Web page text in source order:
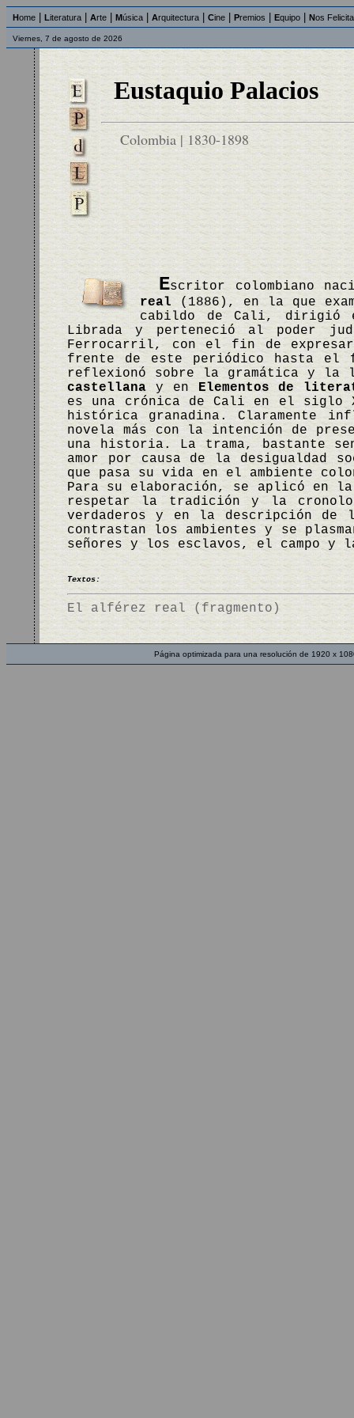
Home Literatura Arte Música Arquitectura Cine Premios Equipo Nos
Viernes, 7 de agosto de 2026
Eustaquio Palacios
Colombia | 1830-1898
Escritor colombiano
real (1886), en la que
cabildo de Cali, dirigió
Librada y perteneció al poder
Ferrocarril, con el fin de
frente de este periódico hasta el
reflexionó sobre la gramática y
castellana y en Elementos de
es una crónica de Cali en el siglo
histórica granadina. Claramente
novela más con la intención de
una historia. La trama, bastante
amor por causa de la desigualdad
que pasa su vida en el ambiente
Para su elaboración, se aplicó en
respetar la tradición y la
verdaderos y en la descripción de
contrastan los ambientes y se
señores y los esclavos, el campo y
Textos:
El alférez real (fragmento)
Página optimizada para una resolución de 1920 x